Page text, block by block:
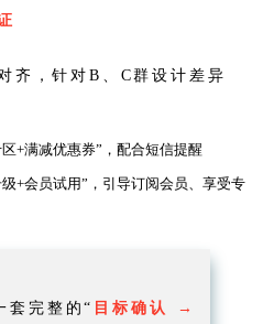
齐，针对B、C群设计差异
区+满减优惠券”，配合短信提醒
级+会员试用”，引导订阅会员、享受专
套完整的“ 目标确认 →